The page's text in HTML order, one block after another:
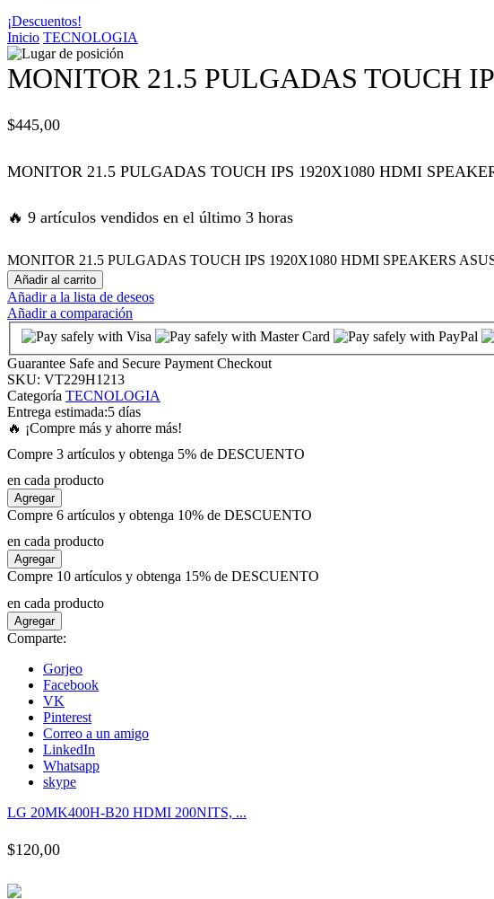
al
al
¡Descuentos!
Inicio TECNOLOGIA
MONITOR 21.5 PULGADAS TOUCH
$445,00
MONITOR 21.5 PULGADAS TOUCH IPS 1920X1080 HDMI
🔥 9 artículos vendidos en el último 3 horas
MONITOR 21.5 PULGADAS TOUCH IPS 1920X1080 HDMI SPEAKERS
Añadir al carrito
Añadir a la lista de deseos
Añadir a comparación
Guarantee Safe and Secure Payment Checkout
SKU: VT229H1213
Categoría TECNOLOGIA
Entrega estimada:5 días
🔥 ¡Compre más y ahorre más!
Compre 3 artículos y obtenga 5% de DESCUENTO
en cada producto
Agregar
Compre 6 artículos y obtenga 10% de DESCUENTO
en cada producto
Agregar
Compre 10 artículos y obtenga 15% de DESCUENTO
en cada producto
Agregar
Comparte:
Gorjeo
Facebook
VK
Pinterest
Correo a un amigo
LinkedIn
Whatsapp
skype
LG 20MK400H-B20 HDMI 200NITS, ...
$120,00